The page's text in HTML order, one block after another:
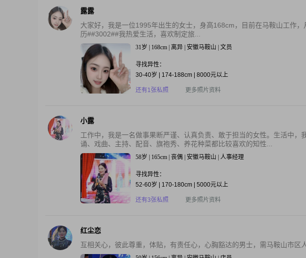
露露
大家好，我是一位1995年出生的女士，身高168cm，目前在马鞍山工作
历##3002##我热爱生活，喜欢制定旅...
31岁 | 168cm | 离异 | 安徽马鞍山 | 文员
寻找异性：
30-40岁 | 174-188cm | 8000元以上
还有1张私照 更多照片资料
小露
工作中，我是一名做事果断严谨、认真负责、敢于担当的女性。生活中，
诵、戏曲、主持、配音、旗袍秀、养花种菜都比较喜欢的知性...
58岁 | 165cm | 丧偶 | 安徽马鞍山 | 人事经理
寻找异性：
52-60岁 | 170-180cm | 5000元以上
还有3张私照 更多照片资料
红尘恋
互相关心，彼此尊重，体贴，有责任心，心胸豁达的男士，需马鞍山市区